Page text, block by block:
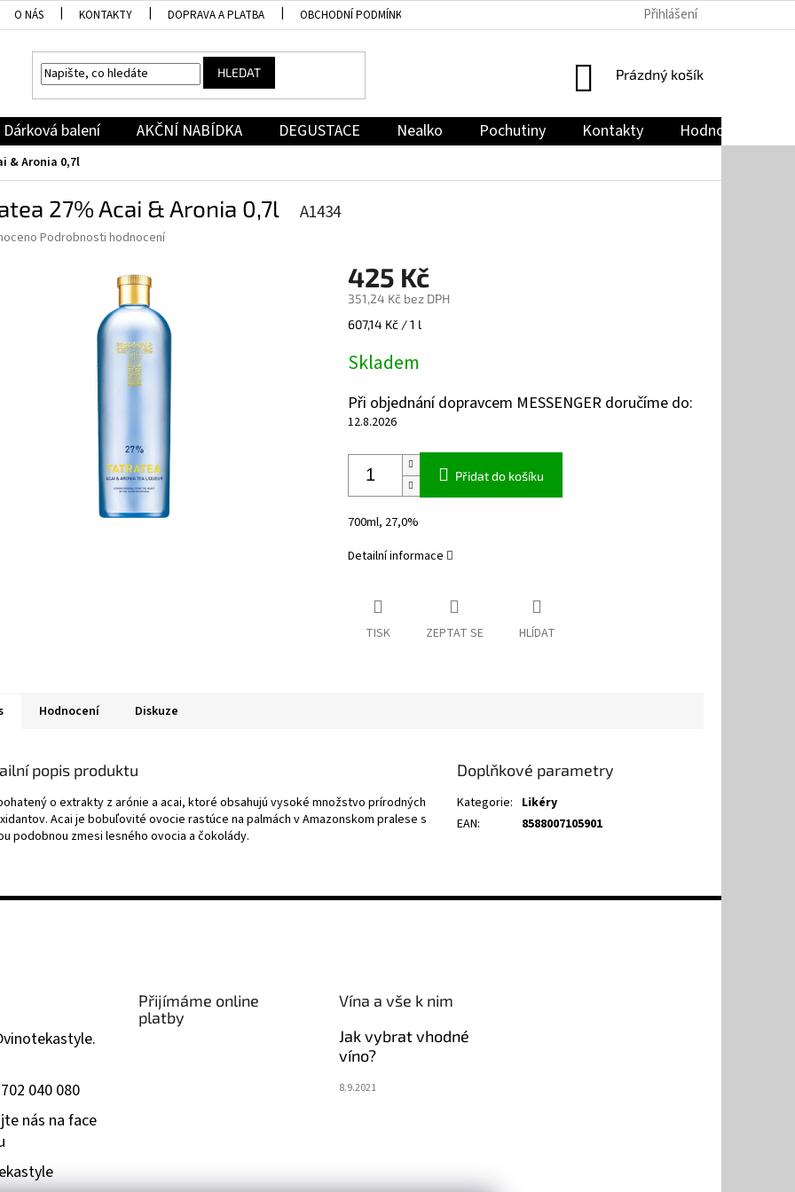
O NÁS KONTAKTY DOPRAVA A PLATBA OBCHODNÍ PODMÍNKY JAK NAKUPOVAT
Přihlášení
HLEDAT
NÁKUPNÍ
Prázdný košík
Dárková balení AKČNÍ NABÍDKA DEGUSTACE Nealko Pochutiny Kontakty Hodnocení
& Aronia 0,7l
27% Acai & Aronia 0,7l A1434
Podrobnosti hodnocení
425 Kč
351,24 Kč bez DPH
Měrná
607,14 Kč / 1 l
Skladem
Při objednání dopravcem MESSENGER doručíme do:
12.8.2026
Přidat do košíku
700ml, 27,0%
Detailní informace
TISK ZEPTAT SE HLÍDAT
Hodnocení Diskuze
popis produktu
o extrakty z arónie a acai, ktoré obsahujú vysoké množstvo prírodných
Acai je bobuľovité ovocie rastúce na palmách v Amazonskom pralese s
podobnou zmesi lesného ovocia a čokolády.
Doplňkové parametry
Kategorie: Likéry
EAN: 8588007105901
vinotekastyle.
040 080
nás na face
Přijímáme online
platby
Vína a vše k nim
Jak vybrat vhodné
víno?
8.9.2021